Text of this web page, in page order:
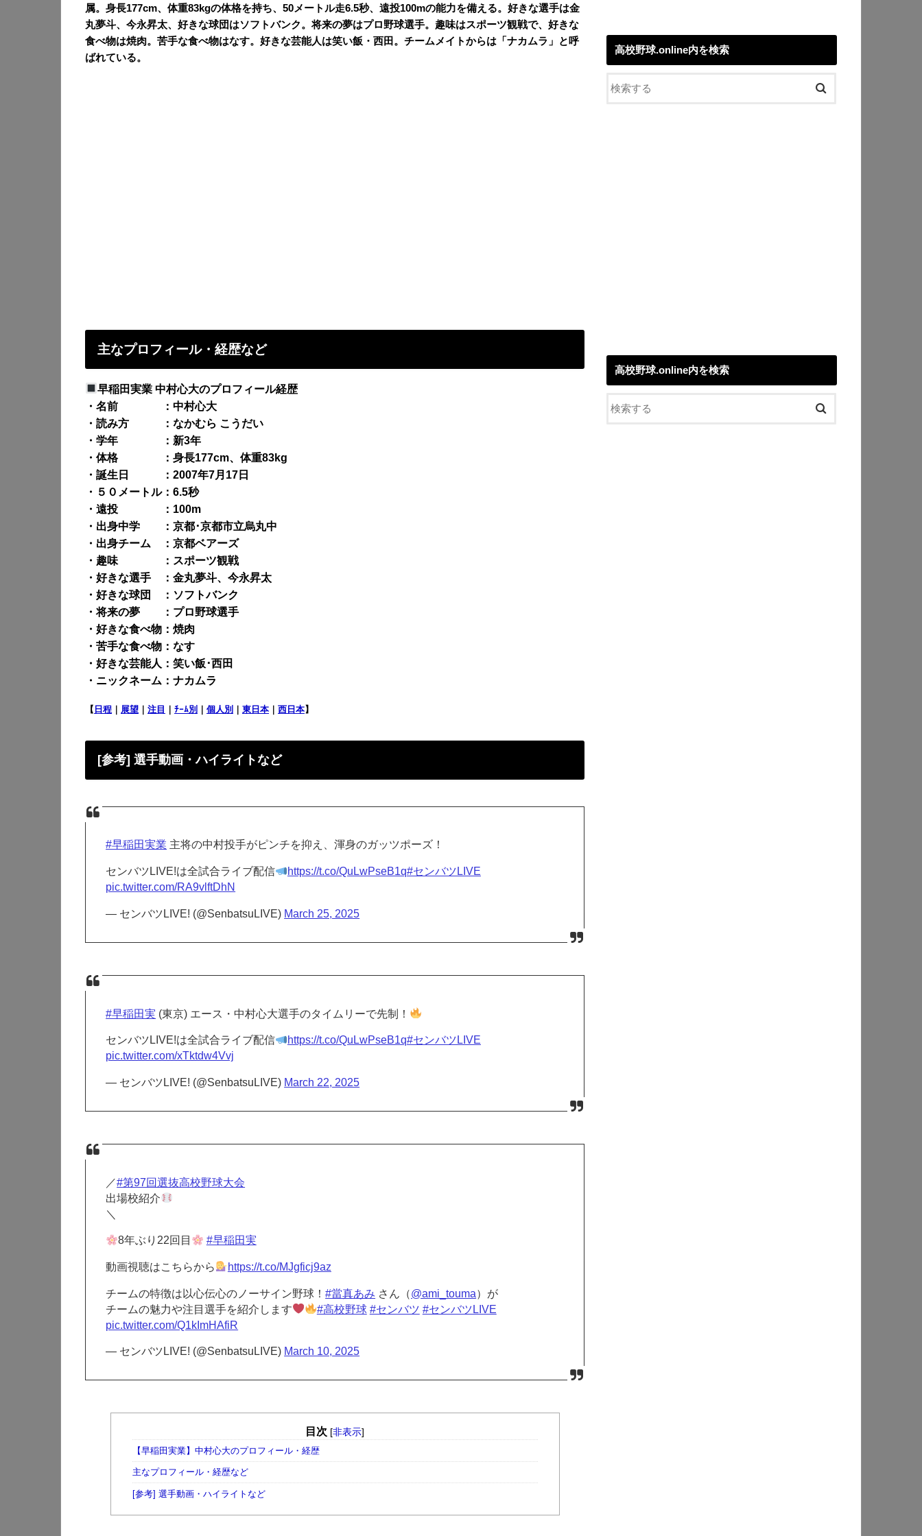
属。身長177cm、体重83kgの体格を持ち、50メートル走6.5秒、遠投100mの能力を備える。好きな選手は金
丸夢斗、今永昇太、好きな球団はソフトバンク。将来の夢はプロ野球選手。趣味はスポーツ観戦で、好きな
食べ物は焼肉。苦手な食べ物はなす。好きな芸能人は笑い飯・西田。チームメイトからは「ナカムラ」と呼
ばれている。
主なプロフィール・経歴など
早稲田実業 中村心大のプロフィール経歴
・名前 ：中村心大
・読み方 ：なかむら こうだい
・学年 ：新3年
・体格 ：身長177cm、体重83kg
・誕生日 ：2007年7月17日
・５０メートル：6.5秒
・遠投 ：100m
・出身中学 ：京都･京都市立烏丸中
・出身チーム ：京都ベアーズ
・趣味 ：スポーツ観戦
・好きな選手 ：金丸夢斗、今永昇太
・好きな球団 ：ソフトバンク
・将来の夢 ：プロ野球選手
・好きな食べ物：焼肉
・苦手な食べ物：なす
・好きな芸能人：笑い飯･西田
・ニックネーム：ナカムラ
【 日程 展望 注目 ﾁｰﾑ別 個人別 東日本 西日本】
[参考] 選手動画・ハイライトなど
#早稲田実業 主将の中村投手がピンチを抑え、渾身のガッツポーズ！
センバツLIVE!は全試合ライブ配信 https://t.co/QuLwPseB1q#センバツLIVE
pic.twitter.com/RA9vlftDhN
— センバツLIVE! (@SenbatsuLIVE) March 25, 2025
#早稲田実 (東京) エース・中村心大選手のタイムリーで先制！
センバツLIVE!は全試合ライブ配信 https://t.co/QuLwPseB1q#センバツLIVE
pic.twitter.com/xTktdw4Vvj
— センバツLIVE! (@SenbatsuLIVE) March 22, 2025
／#第97回選抜高校野球大会
出場校紹介
＼
8年ぶり22回目 #早稲田実
動画視聴はこちらから https://t.co/MJgficj9az
チームの特徴は以心伝心のノーサイン野球！#當真あみ さん（@ami_touma）が
チームの魅力や注目選手を紹介します
#高校野球 #センバツ #センバツLIVE
pic.twitter.com/Q1kImHAfiR
— センバツLIVE! (@SenbatsuLIVE) March 10, 2025
目次 [非表示]
【早稲田実業】中村心大のプロフィール・経歴
主なプロフィール・経歴など
[参考] 選手動画・ハイライトなど
高校野球.online内を検索
高校野球.online内を検索